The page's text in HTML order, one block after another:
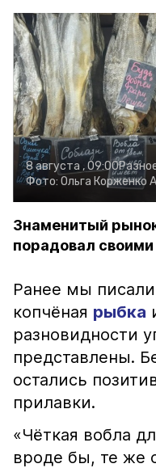
8 августа , 09:00
Фото: Ольга Корженко
Знаменитый
порадовал
Ранее мы
копчёная рыбка
разновидности
представлены.
остались
прилавки.
«Чёткая вобла
вроде бы, те же